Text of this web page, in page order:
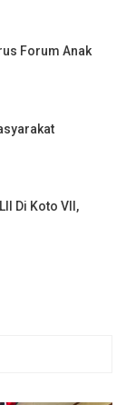
Forum Anak
Di Koto VII,